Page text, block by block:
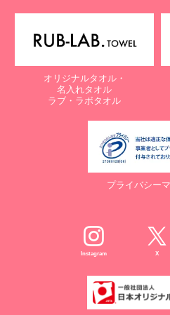
オリジナルタオル・
名入れタオル
ラブ・ラボタオル
プライバシー
Instagram X